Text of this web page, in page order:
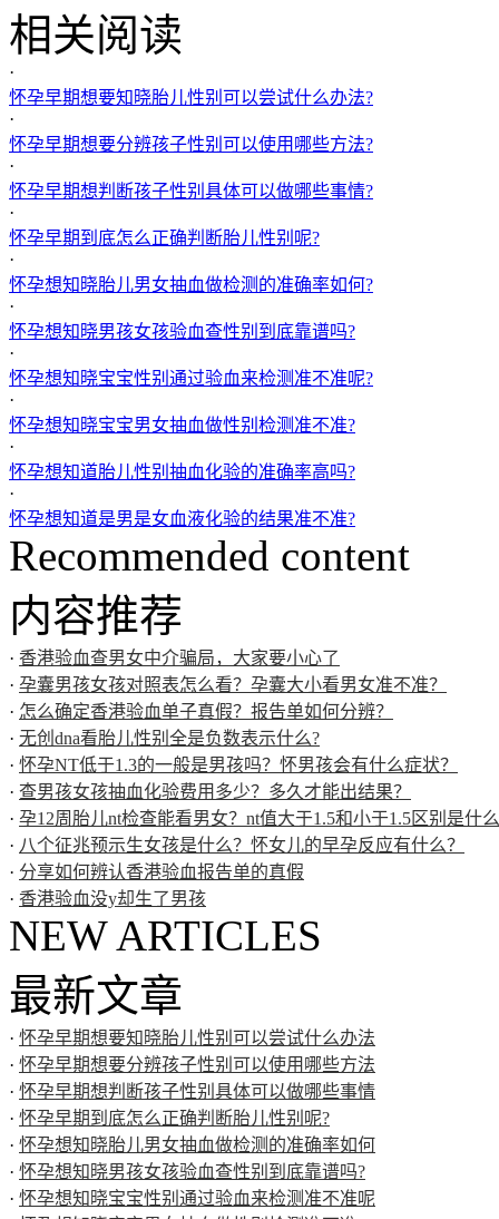
相关阅读
·
怀孕早期想要知晓胎儿性别可以尝试什么办法?
·
怀孕早期想要分辨孩子性别可以使用哪些方法?
·
怀孕早期想判断孩子性别具体可以做哪些事情?
·
怀孕早期到底怎么正确判断胎儿性别呢?
·
怀孕想知晓胎儿男女抽血做检测的准确率如何?
·
怀孕想知晓男孩女孩验血查性别到底靠谱吗?
·
怀孕想知晓宝宝性别通过验血来检测准不准呢?
·
怀孕想知晓宝宝男女抽血做性别检测准不准?
·
怀孕想知道胎儿性别抽血化验的准确率高吗?
·
怀孕想知道是男是女血液化验的结果准不准?
Recommended content
内容推荐
· 香港验血查男女中介骗局，大家要小心了
· 孕囊男孩女孩对照表怎么看？孕囊大小看男女准不准？
· 怎么确定香港验血单子真假？报告单如何分辨？
· 无创dna看胎儿性别全是负数表示什么?
· 怀孕NT低于1.3的一般是男孩吗？怀男孩会有什么症状？
· 查男孩女孩抽血化验费用多少？多久才能出结果？
· 孕12周胎儿nt检查能看男女？nt值大于1.5和小于1.5区别是什
· 八个征兆预示生女孩是什么？怀女儿的早孕反应有什么？
· 分享如何辨认香港验血报告单的真假
· 香港验血没y却生了男孩
NEW ARTICLES
最新文章
· 怀孕早期想要知晓胎儿性别可以尝试什么办法
· 怀孕早期想要分辨孩子性别可以使用哪些方法
· 怀孕早期想判断孩子性别具体可以做哪些事情
· 怀孕早期到底怎么正确判断胎儿性别呢?
· 怀孕想知晓胎儿男女抽血做检测的准确率如何
· 怀孕想知晓男孩女孩验血查性别到底靠谱吗?
· 怀孕想知晓宝宝性别通过验血来检测准不准呢